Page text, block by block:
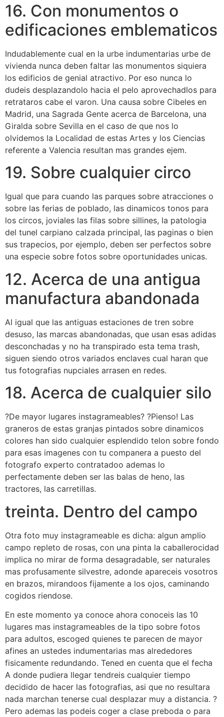
16. Con monumentos o
edificaciones emblematicos
Indudablemente cual en la urbe indumentarias urbe de
vivienda nunca deben faltar las monumentos siquiera
los edificios de genial atractivo. Por eso nunca lo
dudeis desplazandolo hacia el pelo aprovechadlos para
retrataros cabe el varon. Una causa sobre Cibeles en
Madrid, una Sagrada Gente acerca de Barcelona, una
Giralda sobre Sevilla en el caso de que nos lo
olvidemos la Localidad de estas Artes y los Ciencias
referente a Valencia resultan mas grandes ejem.
19. Sobre cualquier circo
Igual que para cuando las parques sobre atracciones o
sobre las ferias de poblado, las dinamicos tonos para
los circos, joviales las filas sobre sillines, la patologi­a
del tunel carpiano calzada principal, las paginas o bien
sus trapecios, por ejemplo, deben ser perfectos sobre
una especie sobre fotos sobre oportunidades unicas.
12. Acerca de una antigua
manufactura abandonada
Al igual que las antiguas estaciones de tren sobre
desuso, las marcas abandonadas, que usan esas adidas
desconchadas y no ha transpirado esta tema trash,
siguen siendo otros variados enclaves cual haran que
tus fotografias nupciales arrasen en redes.
18. Acerca de cualquier silo
?De mayor lugares instagrameables? ?Pienso! Las
graneros de estas granjas pintados sobre dinamicos
colores han sido cualquier esplendido telon sobre fondo
para esas imagenes con tu companera a puesto del
fotografo experto contratadoo ademas lo
perfectamente deben ser las balas de heno, las
tractores, las carretillas.
treinta. Dentro del campo
Otra foto muy instagrameable es dicha: algun amplio
campo repleto de rosas, con una pinta la caballerocidad
implica no mirar de forma desagradable, ser naturales
mas profusamente silvestre, adonde apareceis vosotros
en brazos, mirandoos fijamente a los ojos, caminando
cogidos riendose.
En este momento ya conoce ahora conoceis las 10
lugares mas instagrameables de la tipo sobre fotos
para adultos, escoged quienes te parecen de mayor
afines an ustedes indumentarias mas alrededores
fisicamente redundando. Tened en cuenta que el fecha
A donde pudiera llegar tendreis cualquier tiempo
decidido de hacer las fotografias, asi que no resultara
nada marchan tenerse cual desplazar muy a distancia. ?
Pero ademas las podeis coger a clase preboda o para